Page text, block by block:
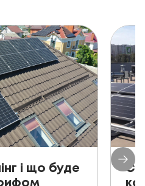
і що буде